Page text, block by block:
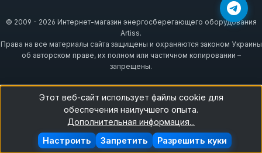
© 2009 - 2026 Интернет-магазин энергосберегающего оборудования
Artiss.
Права на все материалы сайта защищены и охраняются законом Украины
об авторском праве, их полном или частичном копировании –
запрещены.
Этот веб-сайт использует файлы cookie для
обеспечения наилучшего опыта.
Дополнительная информация...
Запретить
Настроить Разрешить куки